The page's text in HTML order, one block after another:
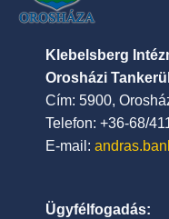
Klebelsberg
Orosházi
Cím: 5900,
Telefon: +36-68/
E-mail:
Ügyfélfogadás: